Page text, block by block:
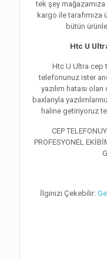
tek şey
kargo ile
bütün
Htc U
Htc U Ultra cep
telefonunuz ister
yazılım hatası
baxlarıyla
haline getiriyoruz
CEP
PROFESYONEL
İlginizi Çekebilir: